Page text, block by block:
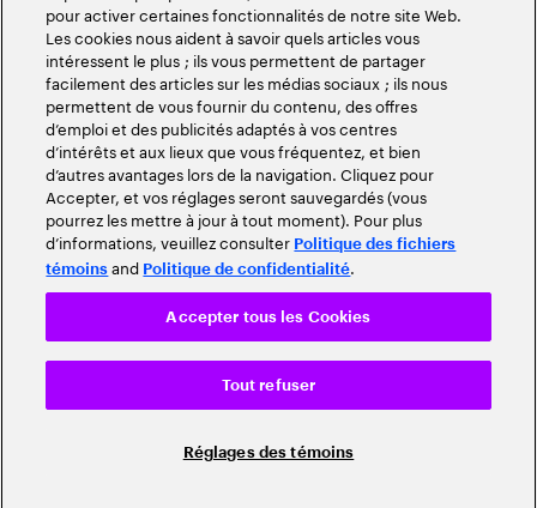
pour activer certaines fonctionnalités de notre site Web.
Les cookies nous aident à savoir quels articles vous
intéressent le plus ; ils vous permettent de partager
facilement des articles sur les médias sociaux ; ils nous
permettent de vous fournir du contenu, des offres
d’emploi et des publicités adaptés à vos centres
d’intérêts et aux lieux que vous fréquentez, et bien
d’autres avantages lors de la navigation. Cliquez pour
Accepter, et vos réglages seront sauvegardés (vous
pourrez les mettre à jour à tout moment). Pour plus
d’informations, veuillez consulter Politique des fichiers
témoins and Politique de confidentialité.
Réglages des témoins
Tout refuser
Accepter tous les Cookies